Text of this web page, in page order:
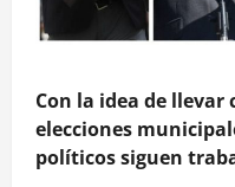
Con la idea de
elecciones
políticos siguen